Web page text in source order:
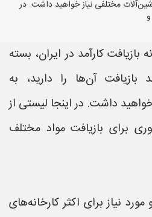
مختلفی نیاز خواهید داشت. در
بازیافت کارآمد در ایران، بسته
آن‌ها را دارید، به
داشت. در اینجا لیستی از
برای بازیافت مواد مختلف
نیاز برای اکثر کارخانه‌های